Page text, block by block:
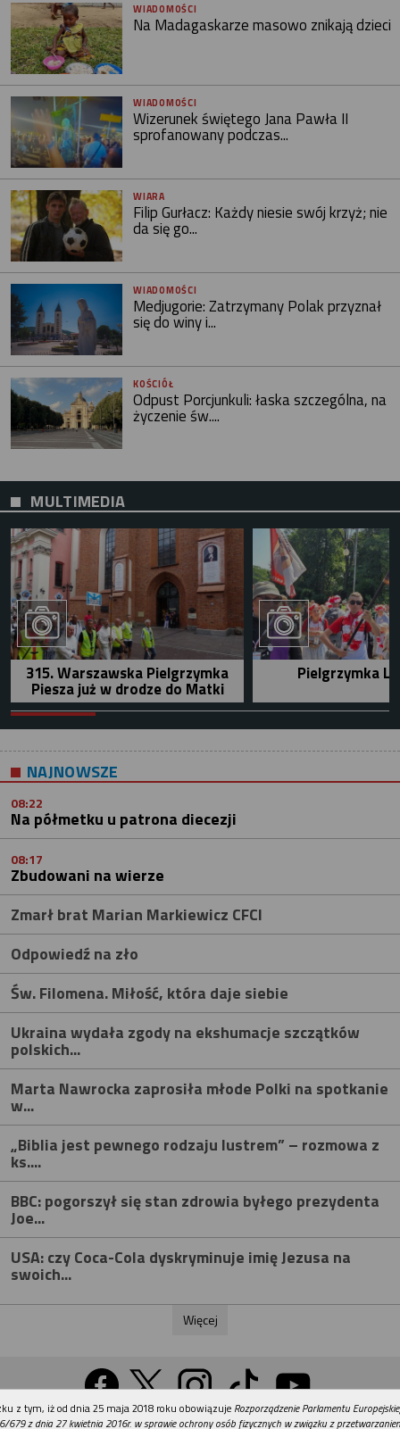
WIADOMOŚCI
Na Madagaskarze masowo znikają dzieci
WIADOMOŚCI
Wizerunek świętego Jana Pawła II
sprofanowany podczas...
WIARA
Filip Gurłacz: Każdy niesie swój krzyż; nie
da się go...
WIADOMOŚCI
Medjugorie: Zatrzymany Polak przyznał
się do winy i...
KOŚCIÓŁ
Odpust Porcjunkuli: łaska szczególna, na
życzenie św....
MULTIMEDIA
315. Warszawska Pielgrzymka
Piesza już w drodze do Matki
Pielgrzymka
NAJNOWSZE
08:22
Na półmetku u patrona diecezji
08:17
Zbudowani na wierze
Zmarł brat Marian Markiewicz CFCI
Odpowiedź na zło
Św. Filomena. Miłość, która daje siebie
Ukraina wydała zgody na ekshumacje szczątków
polskich...
Marta Nawrocka zaprosiła młode Polki na spotkanie
w...
„Biblia jest pewnego rodzaju lustrem” – rozmowa z
ks....
BBC: pogorszył się stan zdrowia byłego prezydenta
Joe...
USA: czy Coca-Cola dyskryminuje imię Jezusa na
swoich...
Więcej
Wersja na komputer
REKLAMA
z tym, iż od dnia 25 maja 2018 roku obowiązuje Rozporządzenie Parlamentu
679 z dnia 27 kwietnia 2016r. w sprawie ochrony osób fizycznych w związku z